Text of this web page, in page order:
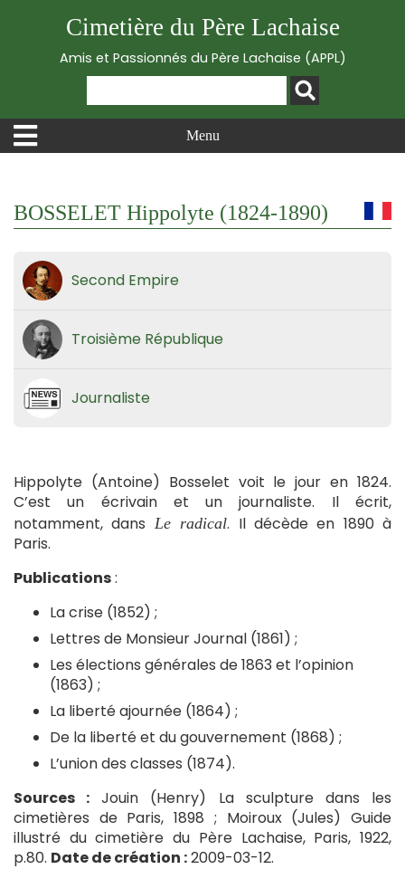
Cimetière du Père Lachaise
Amis et Passionnés du Père Lachaise (APPL)
Menu
BOSSELET Hippolyte (1824-1890)
Second Empire
Troisième République
Journaliste
Hippolyte (Antoine) Bosselet voit le jour en 1824.
C’est un écrivain et un journaliste. Il écrit,
notamment, dans Le radical. Il décède en 1890 à
Paris.
Publications:
La crise (1852) ;
Lettres de Monsieur Journal (1861) ;
Les élections générales de 1863 et l’opinion
(1863) ;
La liberté ajournée (1864) ;
De la liberté et du gouvernement (1868) ;
L’union des classes (1874).
Sources : Jouin (Henry) La sculpture dans les
cimetières de Paris, 1898 ; Moiroux (Jules) Guide
illustré du cimetière du Père Lachaise, Paris, 1922,
p.80. Date de création :2009-03-12.